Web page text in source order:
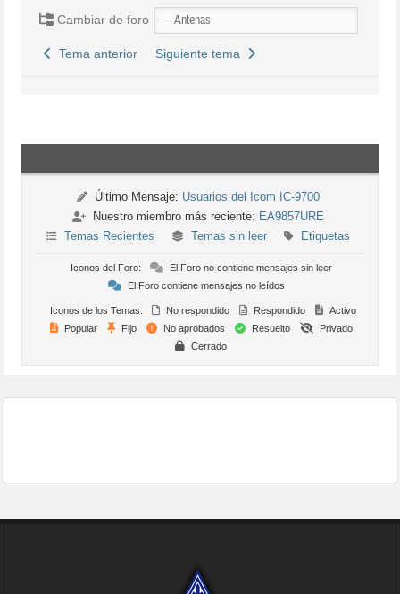
Cambiar de foro
Tema anterior Siguiente tema
Último Mensaje: Usuarios del Icom IC-9700
Nuestro miembro más reciente: EA9857URE
Temas Recientes
Temas sin leer Etiquetas
Iconos del Foro:
El Foro no contiene mensajes sin leer
El Foro contiene mensajes no leídos
Iconos de los Temas: No respondido Respondido
Activo
Popular
Fijo No aprobados Resuelto
Privado
Cerrado